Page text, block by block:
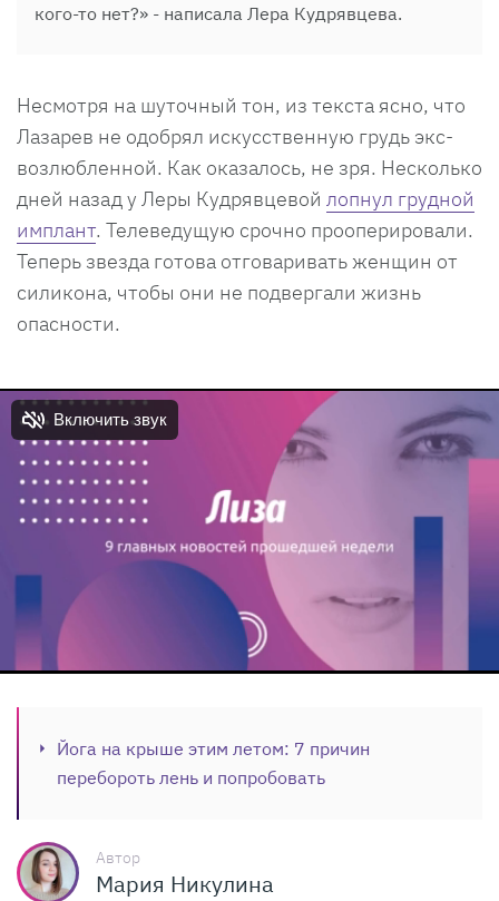
кого-то нет?» - написала Лера Кудрявцева.
Несмотря на шуточный тон, из текста ясно, что
Лазарев не одобрял искусственную грудь экс-
возлюбленной. Как оказалось, не зря. Несколько
дней назад у Леры Кудрявцевой лопнул грудной
имплант. Телеведущую срочно прооперировали.
Теперь звезда готова отговаривать женщин от
силикона, чтобы они не подвергали жизнь
опасности.
Йога на крыше этим летом: 7 причин
перебороть лень и попробовать
Автор
Мария Никулина